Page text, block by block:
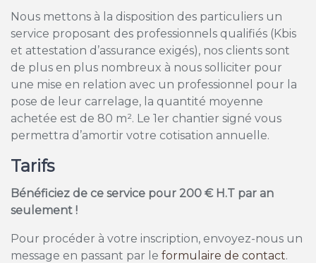
Nous mettons à la disposition des particuliers un
service proposant des professionnels qualifiés (Kbis
et attestation d’assurance exigés), nos clients sont
de plus en plus nombreux à nous solliciter pour
une mise en relation avec un professionnel pour la
pose de leur carrelage, la quantité moyenne
achetée est de 80 m². Le 1er chantier signé vous
permettra d’amortir votre cotisation annuelle.
Tarifs
Bénéficiez de ce service pour 200 € H.T par an
seulement !
Pour procéder à votre inscription, envoyez-nous un
message en passant par le formulaire de contact.